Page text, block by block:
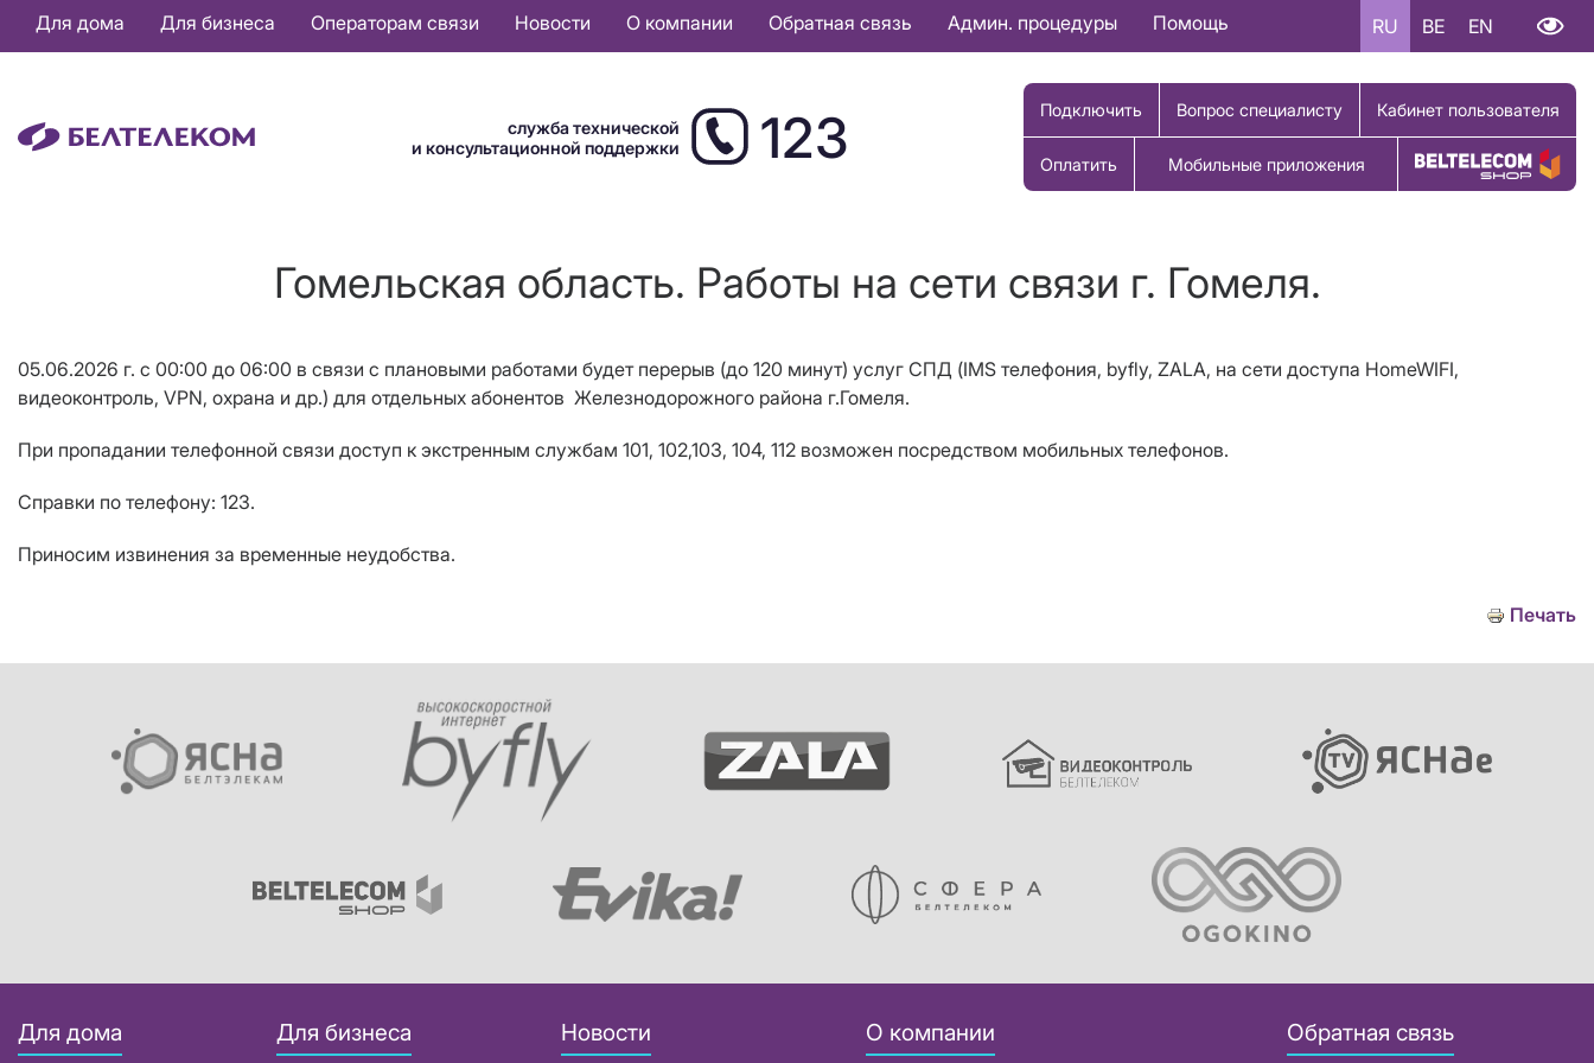
Основная
навигация
Для дома Для бизнеса Операторам связи Новости О компании Обратная связь Админ. процедуры Помощь RU BE EN
служба технической
и консультационной поддержки
123 Подключить Вопрос специалисту Кабинет пользователя
Оплатить Мобильные приложения Купить товар
Гомельская область. Работы на сети связи г. Гомеля.
05.06.2026 г. с 00:00 до 06:00 в связи с плановыми работами будет перерыв (до 120 минут) услуг СПД (IMS телефония, byfly, ZALA, на сети доступа HomeWIFI,
видеоконтроль, VPN, охрана и др.) для отдельных абонентов Железнодорожного района г.Гомеля.
При пропадании телефонной связи доступ к экстренным службам 101, 102,103, 104, 112 возможен посредством мобильных телефонов.
Справки по телефону: 123.
Приносим извинения за временные неудобства.
Печать
Для дома Для бизнеса Новости О компании Обратная связь